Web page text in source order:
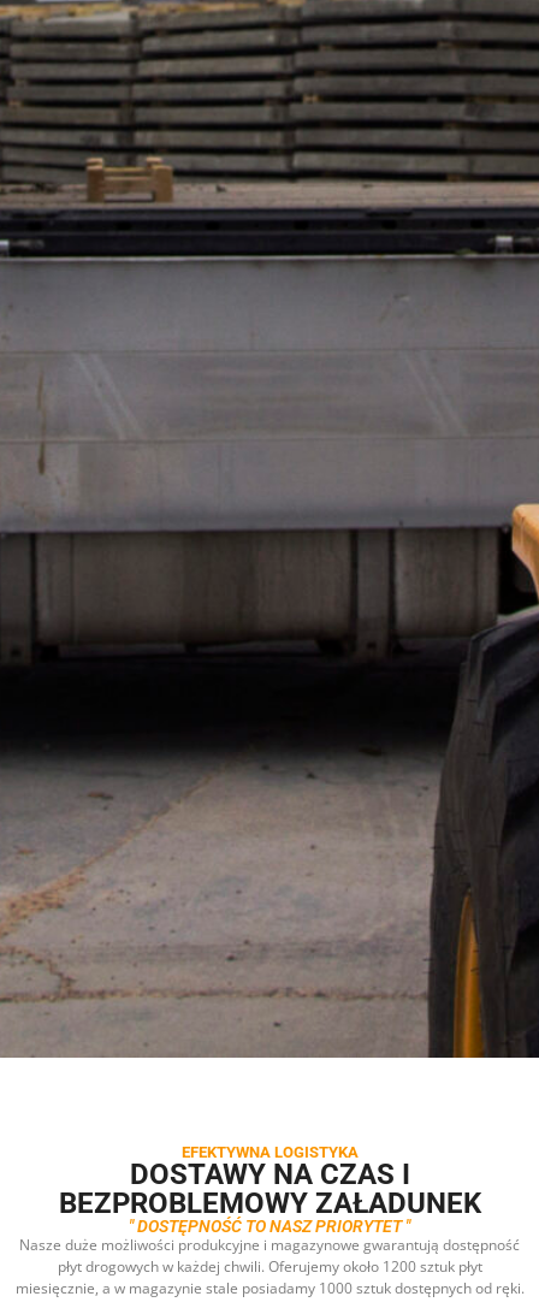
EFEKTYWNA LOGISTYKA
DOSTAWY NA CZAS I
BEZPROBLEMOWY ZAŁADUNEK
" DOSTĘPNOŚĆ TO NASZ PRIORYTET "
Nasze duże możliwości produkcyjne i magazynowe gwarantują dostępność
płyt drogowych w każdej chwili. Oferujemy około 1200 sztuk płyt
miesięcznie, a w magazynie stale posiadamy 1000 sztuk dostępnych od ręki.